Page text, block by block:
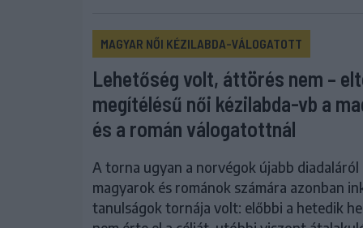
MAGYAR NŐI KÉZILABDA-VÁLOGATOTT
Lehetőség volt, áttörés nem –
megítélésű női kézilabda-vb a
és a román válogatottnál
A torna ugyan a norvégok újabb diadaláról
magyarok és románok számára azonban
tanulságok tornája volt: előbbi a hetedik